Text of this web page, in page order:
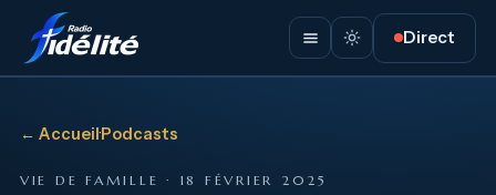
Direct
← Accueil·Podcasts
VIE DE FAMILLE · 18 FÉVRIER 2025